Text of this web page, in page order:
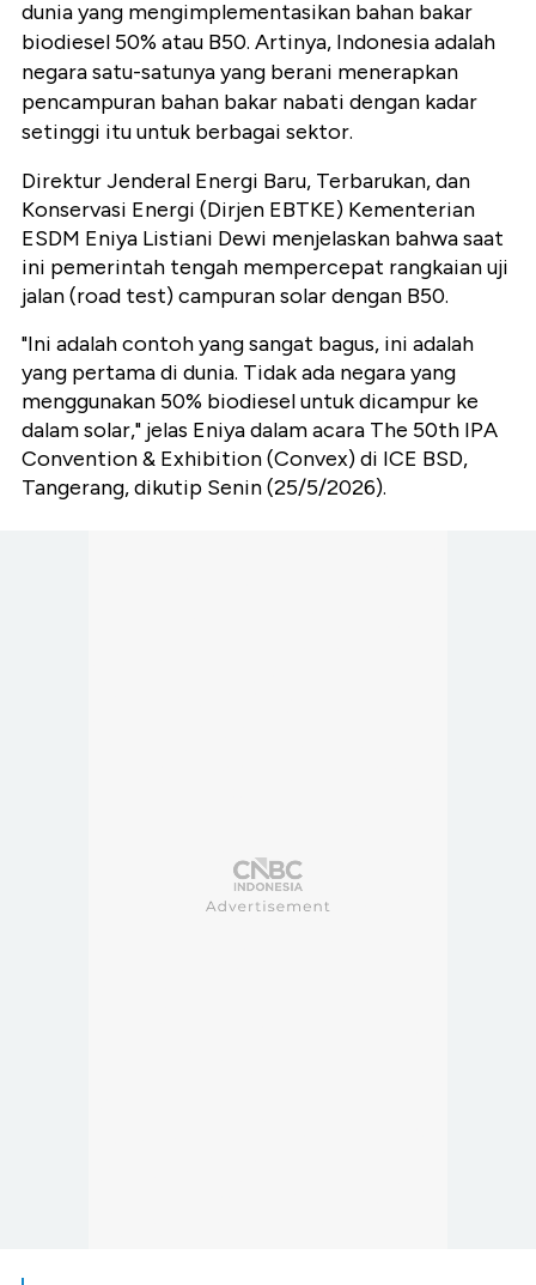
dunia yang mengimplementasikan bahan bakar
biodiesel 50% atau B50. Artinya, Indonesia adalah
negara satu-satunya yang berani menerapkan
pencampuran bahan bakar nabati dengan kadar
setinggi itu untuk berbagai sektor.
Direktur Jenderal Energi Baru, Terbarukan, dan
Konservasi Energi (Dirjen EBTKE) Kementerian
ESDM Eniya Listiani Dewi menjelaskan bahwa saat
ini pemerintah tengah mempercepat rangkaian uji
jalan (road test) campuran solar dengan B50.
"Ini adalah contoh yang sangat bagus, ini adalah
yang pertama di dunia. Tidak ada negara yang
menggunakan 50% biodiesel untuk dicampur ke
dalam solar," jelas Eniya dalam acara The 50th IPA
Convention & Exhibition (Convex) di ICE BSD,
Tangerang, dikutip Senin (25/5/2026).